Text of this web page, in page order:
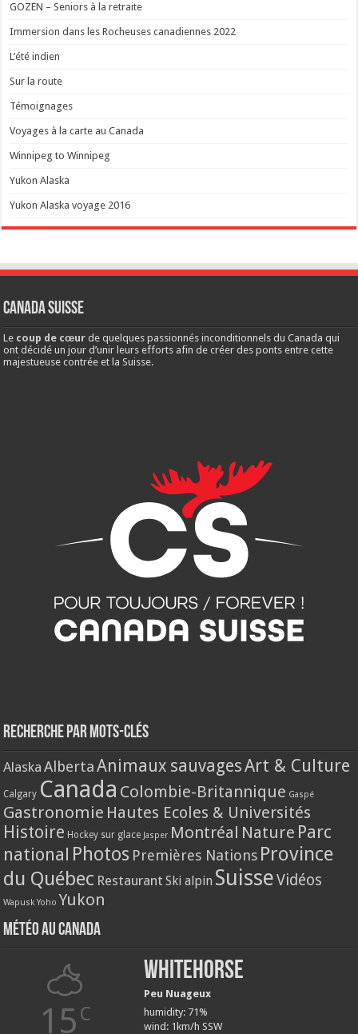
GOZEN – Seniors à la retraite
Immersion dans les Rocheuses canadiennes 2022
L’été indien
Sur la route
Témoignages
Voyages à la carte au Canada
Winnipeg to Winnipeg
Yukon Alaska
Yukon Alaska voyage 2016
Canada Suisse
Le coup de cœur de quelques passionnés inconditionnels du Canada qui
ont décidé un jour d’unir leurs efforts afin de créer des ponts entre cette
majestueuse contrée et la Suisse.
Recherche par mots-clés
Alaska Alberta Animaux sauvagesArt & Culture
Calgary Canada Colombie-Britannique Gaspé
Gastronomie Hautes Ecoles & Universités
Histoire Hockey sur glace Jasper Montréal Nature Parc
national Photos Premières Nations Province
du Québec Restaurant Ski alpin SuisseVidéos
Wapusk Yoho Yukon
Météo au Canada
15 C
Whitehorse
Peu Nuageux
humidity: 71%
wind: 1km/h SSW